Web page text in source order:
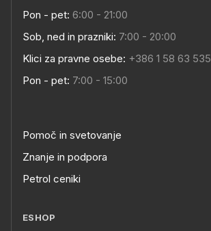
Pon - pet: 6:00 - 21:00
Sob, ned in prazniki: 7:00 - 20:00
Klici za pravne osebe: +386 1 58 63 535
Pon - pet: 7:00 - 15:00
Pomoč in svetovanje
Znanje in podpora
Petrol ceniki
ESHOP